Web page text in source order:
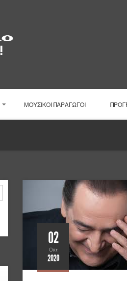
ΜΟΥΣΙΚΟΙ ΠΑΡΑΓΩΓΟΙ
02
Οκτ
2020